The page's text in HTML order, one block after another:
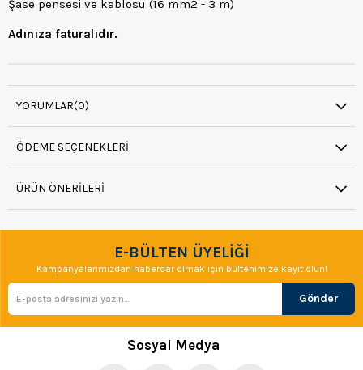
Şase pensesi ve kablosu (16 mm2 - 3 m)
Adınıza faturalıdır.
YORUMLAR(0)
ÖDEME SEÇENEKLERI
ÜRÜN ÖNERILERI
E-BÜLTEN ÜYELİĞİ
Kampanyalarımızdan haberdar olmak için bültenimize kayıt olun!
Gönder
Sosyal Medya